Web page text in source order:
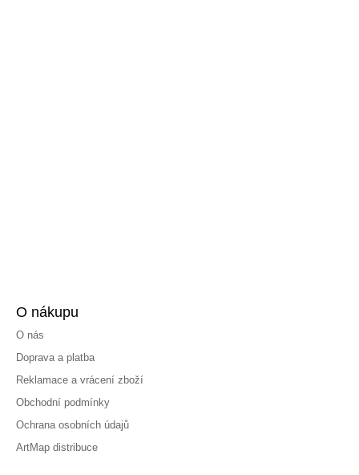
O nákupu
O nás
Doprava a platba
Reklamace a vrácení zboží
Obchodní podmínky
Ochrana osobních údajů
ArtMap distribuce